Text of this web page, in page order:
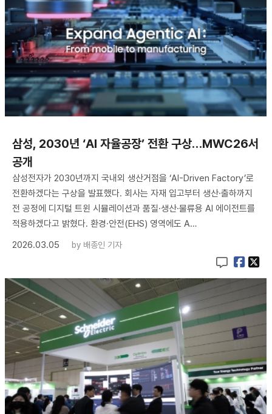
삼성, 2030년 ‘AI 자율공장’ 전환 구상…MWC26서
공개
삼성전자가 2030년까지 국내외 생산거점을 ‘AI-Driven Factory’로
전환하겠다는 구상을 발표했다. 회사는 자재 입고부터 생산·출하까지
전 공정에 디지털 트윈 시뮬레이션과 품질·생산·물류용 AI 에이전트를
적용하겠다고 밝혔다. 환경·안전(EHS) 영역에도 A…
2026.03.05
by 배종인 기자